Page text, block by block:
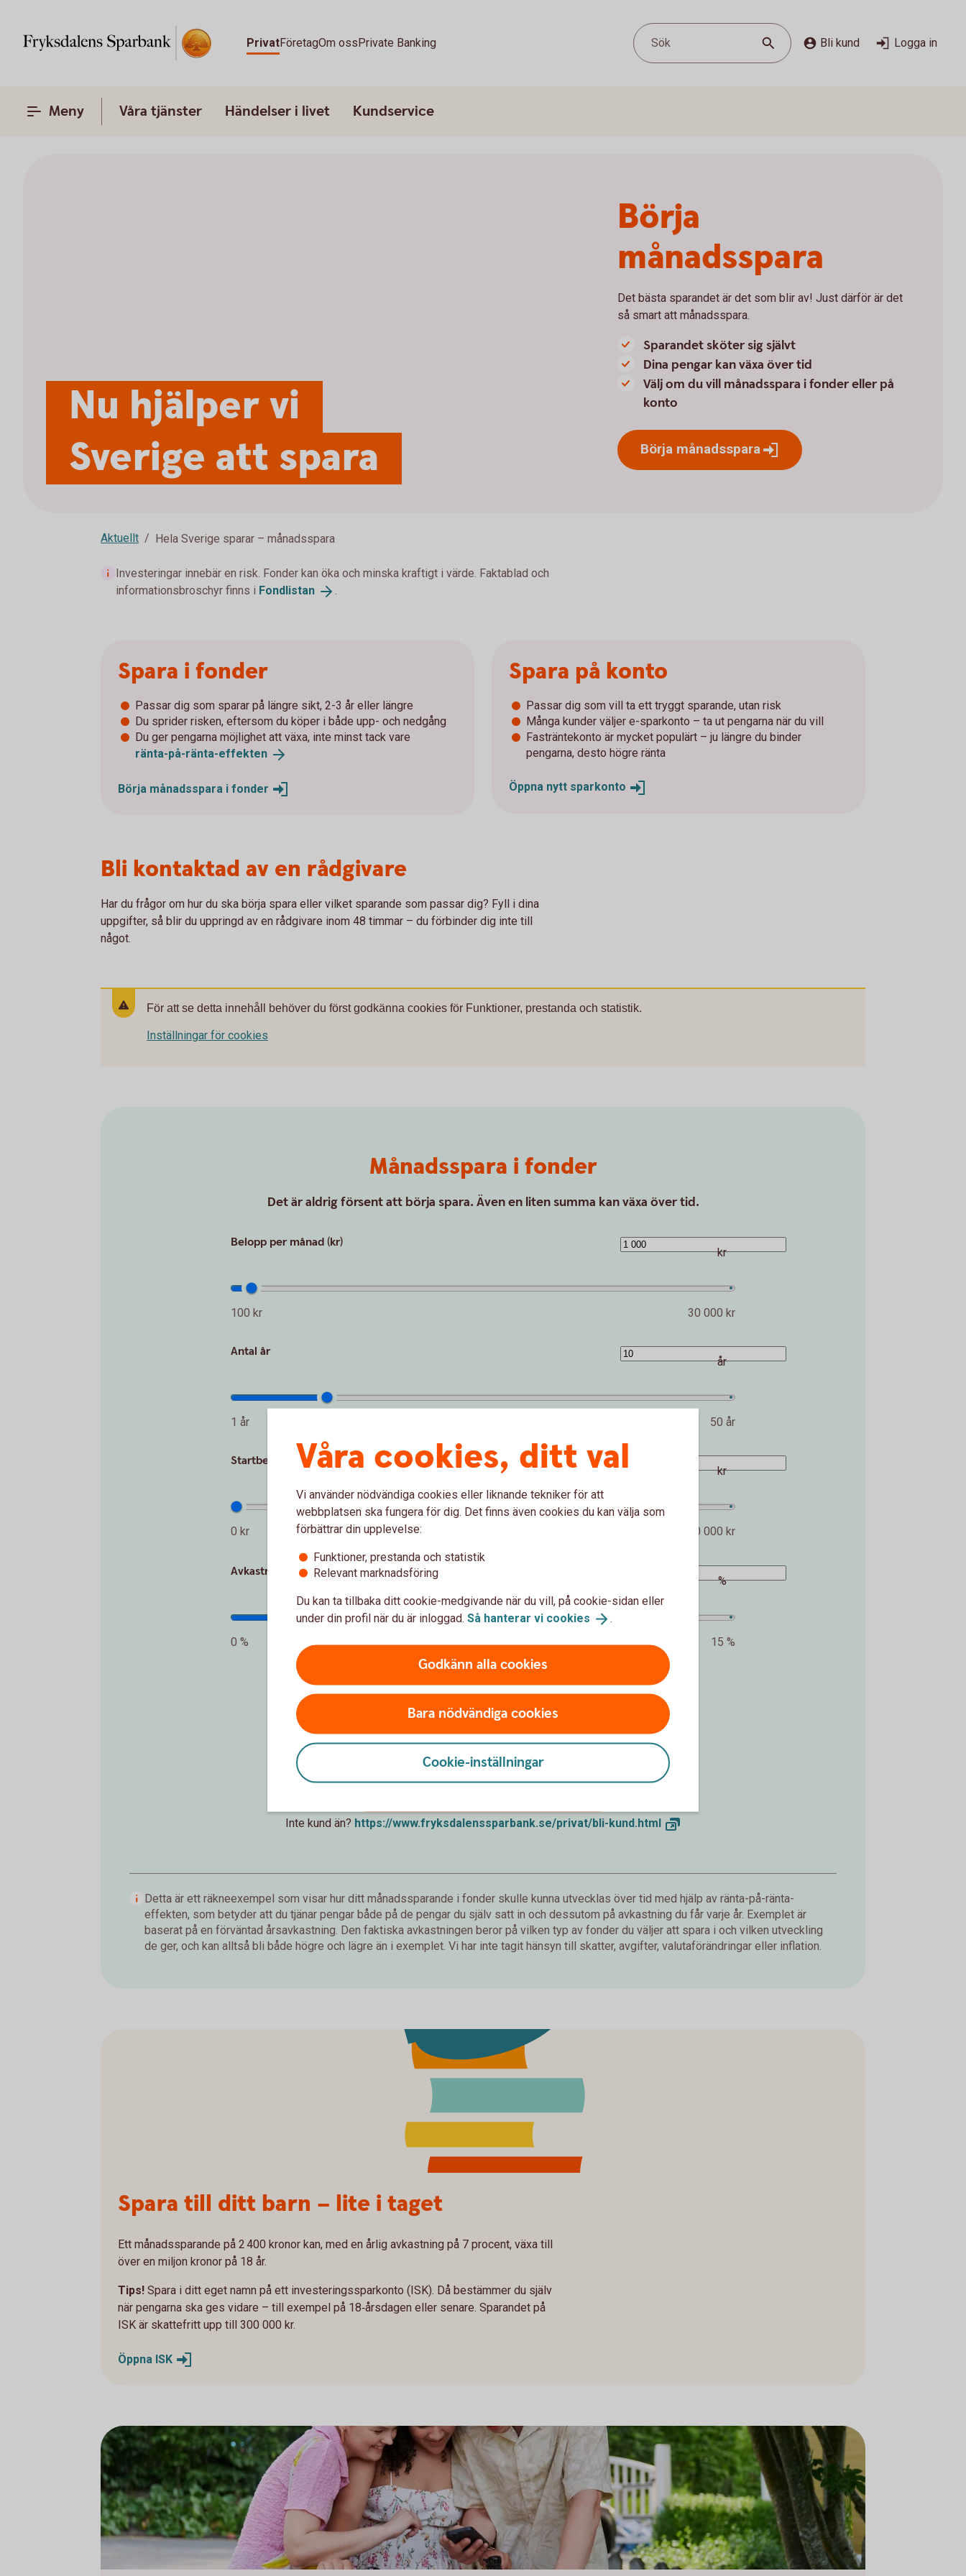
PrivatFöretagOm ossPrivate Banking Sök Bli kund Logga in
Meny Våra tjänster Händelser i livet Kundservice
Nu hjälper vi
Sverige att spara
Börja
månadsspara
Det bästa sparandet är det som blir av! Just därför är det
så smart att månadsspara.
Sparandet sköter sig självt
Dina pengar kan växa över tid
Välj om du vill månadsspara i fonder eller på
konto
Börja månadsspara
Aktuellt Hela Sverige sparar – månadsspara
Investeringar innebär en risk. Fonder kan öka och minska kraftigt i värde. Faktablad och
informationsbroschyr finns i Fondlistan .
Spara i fonder
Passar dig som sparar på längre sikt, 2-3 år eller längre
Du sprider risken, eftersom du köper i både upp- och nedgång
Du ger pengarna möjlighet att växa, inte minst tack vare
ränta-på-ränta-effekten
Börja månadsspara i fonder
Spara på konto
Passar dig som vill ta ett tryggt sparande, utan risk
Många kunder väljer e-sparkonto – ta ut pengarna när du vill
Fasträntekonto är mycket populärt – ju längre du binder
pengarna, desto högre ränta
Öppna nytt sparkonto
Bli kontaktad av en rådgivare
Har du frågor om hur du ska börja spara eller vilket sparande som passar dig? Fyll i dina
uppgifter, så blir du uppringd av en rådgivare inom 48 timmar – du förbinder dig inte till
något.
För att se detta innehåll behöver du först godkänna cookies för Funktioner, prestanda och statistik.
Inställningar för cookies
Månadsspara i fonder
Det är aldrig försent att börja spara. Även en liten summa kan växa över tid.
Belopp per månad (kr)
100 kr 30 000 kr
kr
Antal år
1 år 50 år
år
Startbelopp (kr)
0 kr 2 000 000 kr
kr
Avkastning per år (%)
0 % 15 %
%
Förväntat sparbelopp om 10 år
172 019 kr
Insättningar från dig är 120 000 kr. Förväntad avkastning är +52 019 kr.
Inte kund än? https://www.fryksdalenssparbank.se/privat/bli-kund.html
Detta är ett räkneexempel som visar hur ditt månadssparande i fonder skulle kunna utvecklas över tid med hjälp av ränta-på-ränta-
effekten, som betyder att du tjänar pengar både på de pengar du själv satt in och dessutom på avkastning du får varje år. Exemplet är
baserat på en förväntad årsavkastning. Den faktiska avkastningen beror på vilken typ av fonder du väljer att spara i och vilken utveckling
de ger, och kan alltså bli både högre och lägre än i exemplet. Vi har inte tagit hänsyn till skatter, avgifter, valutaförändringar eller inflation.
Spara till ditt barn – lite i taget
Ett månadssparande på 2 400 kronor kan, med en årlig avkastning på 7 procent, växa till
över en miljon kronor på 18 år.
Tips! Spara i ditt eget namn på ett investeringssparkonto (ISK). Då bestämmer du själv
när pengarna ska ges vidare – till exempel på 18‑årsdagen eller senare. Sparandet på
ISK är skattefritt upp till 300 000 kr.
Öppna ISK
Våra cookies, ditt val
Vi använder nödvändiga cookies eller liknande tekniker för att
webbplatsen ska fungera för dig. Det finns även cookies du kan välja som
förbättrar din upplevelse:
Funktioner, prestanda och statistik
Relevant marknadsföring
Du kan ta tillbaka ditt cookie-medgivande när du vill, på cookie-sidan eller
under din profil när du är inloggad. Så hanterar vi cookies .
Godkänn alla cookies
Bara nödvändiga cookies
Cookie-inställningar